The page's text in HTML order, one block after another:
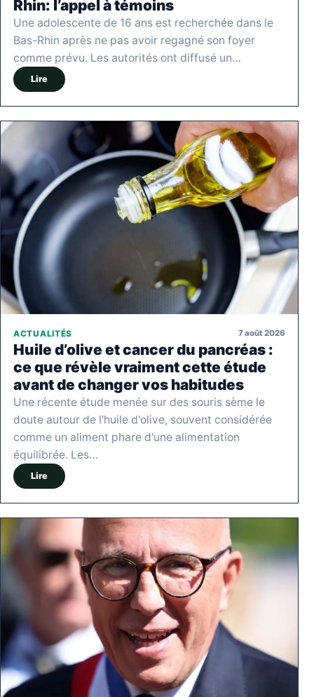
Rhin: l’appel à témoins
Une adolescente de 16 ans est recherchée dans le
Bas-Rhin après ne pas avoir regagné son foyer
comme prévu. Les autorités ont diffusé un…
Lire
ACTUALITÉS 7 août 2026
Huile d’olive et cancer du pancréas :
ce que révèle vraiment cette étude
avant de changer vos habitudes
Une récente étude menée sur des souris sème le
doute autour de l'huile d'olive, souvent considérée
comme un aliment phare d'une alimentation
équilibrée. Les…
Lire